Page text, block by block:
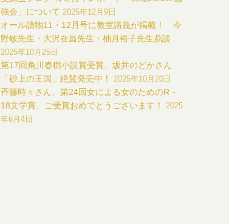
強会」について 2025年12月9日
オール讀物11・12月号に教室講義が掲載！ 今
野敏先生・大沢在昌先生・柚月裕子先生鼎談
2025年10月25日
第17回角川春樹小説賞受賞、坂井のどかさん
「砂上の王国」絶賛発売中！ 2025年10月20日
斉藤時々さん、第24回女による女のためのR－
18文学賞、ご受賞おめでとうございます！ 2025
年6月4日